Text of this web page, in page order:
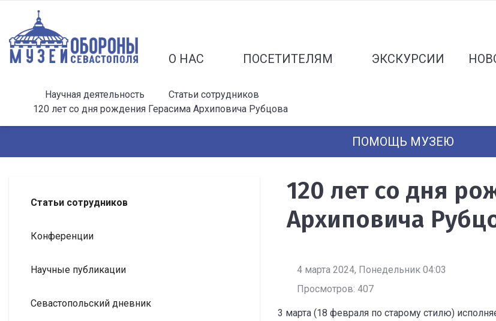
О НАС ПОСЕТИТЕЛЯМ ЭКСКУРСИИ
Научная деятельность
Статьи сотрудников
120 лет со дня рождения Герасима Архиповича Рубцова
ПОМОЩЬ МУЗЕЮ
Статьи сотрудников
Конференции
Научные публикации
Севастопольский дневник
120 лет со дня
Архиповича
4 марта 2024, Понедельник 04:03
Просмотров: 407
3 марта (18 февраля по старому стилю)